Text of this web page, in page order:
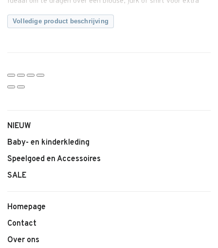
warmte en een verzorgde look. Dankzij de comfortabele stof
biedt het voldoende bewegingsvrijheid en blijft het prettig
kan worden.
Twijfel je over de maat? Neem gerust contact met ons op. We
meten het jasje graag voor je na, zodat je zeker weet dat je de
• Meisjesjasje van LEVV
• Zachte kwaliteit
Volledige product beschrijving
NIEUW
Baby- en kinderkleding
Speelgoed en Accessoires
SALE
Homepage
Contact
Over ons